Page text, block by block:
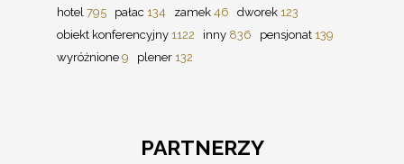
hotel 795 pałac 134 zamek 46 dworek 123
obiekt konferencyjny 1122 inny 836 pensjonat 139
wyróżnione 9 plener 132
PARTNERZY